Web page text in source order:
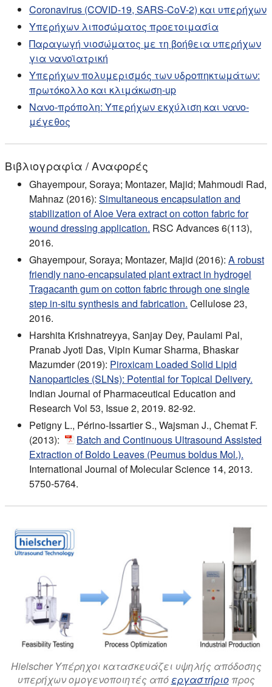
Coronavirus (COVID-19, SARS-CoV-2) και υπερήχων
Υπερήχων λιποσώματος προετοιμασία
Παραγωγή νιοσώματος με τη βοήθεια υπερήχων
για νανοϊατρική
Υπερήχων πολυμερισμός των υδροπηκτωμάτων:
πρωτόκολλο και κλιμάκωση-up
Νανο-πρόπολη: Υπερήχων εκχύλιση και νανο-
μέγεθος
Βιβλιογραφία / Αναφορές
Ghayempour, Soraya; Montazer, Majid; Mahmoudi Rad,
Mahnaz (2016): Simultaneous encapsulation and
stabilization of Aloe Vera extract on cotton fabric for
wound dressing application. RSC Advances 6(113),
2016.
Ghayempour, Soraya; Montazer, Majid (2016): A robust
friendly nano-encapsulated plant extract in hydrogel
Tragacanth gum on cotton fabric through one single
step in-situ synthesis and fabrication. Cellulose 23,
2016.
Harshita Krishnatreyya, Sanjay Dey, Paulami Pal,
Pranab Jyoti Das, Vipin Kumar Sharma, Bhaskar
Mazumder (2019): Piroxicam Loaded Solid Lipid
Nanoparticles (SLNs): Potential for Topical Delivery.
Indian Journal of Pharmaceutical Education and
Research Vol 53, Issue 2, 2019. 82-92.
Petigny L., Périno-Issartier S., Wajsman J., Chemat F.
(2013):
Batch and Continuous Ultrasound Assisted
Extraction of Boldo Leaves (Peumus boldus Mol.).
International Journal of Molecular Science 14, 2013.
5750-5764.
Hielscher Υπέρηχοι κατασκευάζει υψηλής απόδοσης
υπερήχων ομογενοποιητές από εργαστήριοπρος